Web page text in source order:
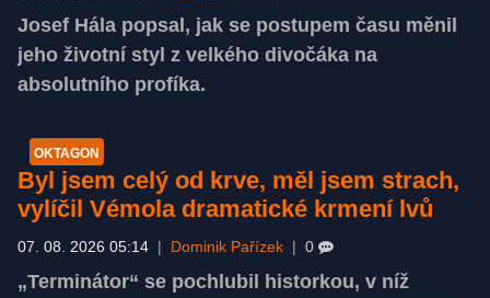
Josef Hála popsal, jak se postupem času měnil
jeho životní styl z velkého divočáka na
absolutního profíka.
OKTAGON
Byl jsem celý od krve, měl jsem strach,
vylíčil Vémola dramatické krmení lvů
07. 08. 2026 05:14 Dominik Pařízek 0
„Terminátor“ se pochlubil historkou, v níž